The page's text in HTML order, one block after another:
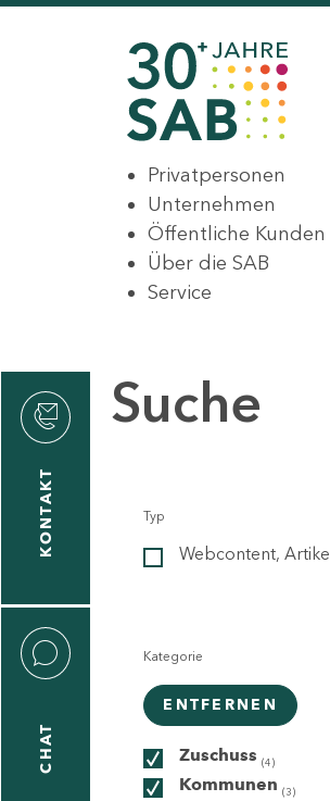
Privatpersonen
Unternehmen
Öffentliche Kunden
Über die SAB
Service
KONTAKT
CHAT
Suche
Typ
Webcontent, Artikel
Kategorie
ENTFERNEN
Zuschuss (4)
Kommunen (3)